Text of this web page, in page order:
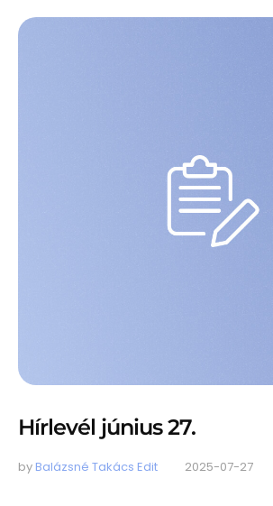
Hírlevél június 27.
by Balázsné Takács Edit 2025-07-27